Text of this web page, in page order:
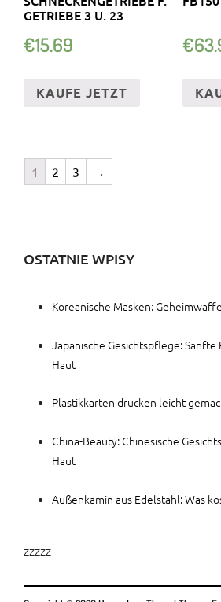
GETRIEBE 3 U. 23
€15.69
KAUFE JETZT
€
1 2 3 →
OSTATNIE WPISY
Koreanische Masken:
Japanische Gesichtspflege:
Haut
Plastikkarten drucken leicht
China-Beauty: Chinesische
Haut
Außenkamin aus Edelstahl: Was
zzzzz